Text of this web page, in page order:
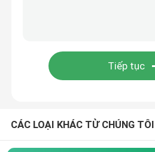
CÁC LOẠI KHÁC TỪ CHÚNG TÔI